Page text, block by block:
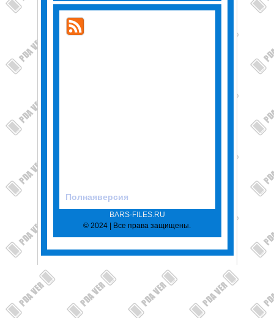
Полнаяверсия
BARS-FILES.RU
© 2024 | Все права защищены.